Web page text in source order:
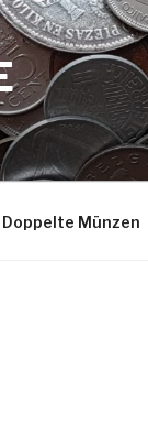
Doppelte Münzen